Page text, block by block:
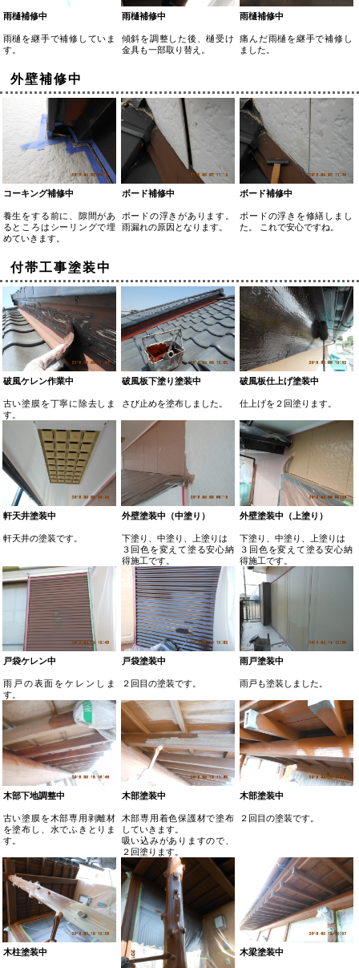
雨樋補修中
雨樋を継手で補修していま
す。
雨樋補修中
傾斜を調整した後、樋受け
金具も一部取り替え。
雨樋補修中
痛んだ雨樋を継手で補修し
ました。
外壁補修中
コーキング補修中
養生をする前に、隙間があ
るところはシーリングで埋
めていきます。
ボード補修中
ボードの浮きがあります。
雨漏れの原因となります。
ボード補修中
ボードの浮きを修繕しまし
た。 これで安心ですね。
付帯工事塗装中
破風ケレン作業中
古い塗膜を丁寧に除去しま
す。
破風板下塗り塗装中
さび止めを塗布しました。
破風板仕上げ塗装中
仕上げを２回塗ります。
軒天井塗装中
軒天井の塗装です。
外壁塗装中（中塗り）
下塗り、中塗り、上塗りは
３回色を変えて塗る安心納
得施工です。
外壁塗装中（上塗り）
下塗り、中塗り、上塗りは
３回色を変えて塗る安心納
得施工です。
戸袋ケレン中
雨戸の表面をケレンしま
す。
戸袋塗装中
２回目の塗装です。
雨戸塗装中
雨戸も塗装しました。
木部下地調整中
古い塗膜を木部専用剥離材
を塗布し、水でふきとりま
す。
木部塗装中
木部専用着色保護材で塗布
していきます。
吸い込みがありますので、
２回塗ります。
木部塗装中
２回目の塗装です。
木柱塗装中 木梁塗装中